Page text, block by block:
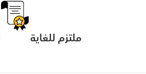
ملتزم للغاية